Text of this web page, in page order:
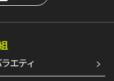
エティ